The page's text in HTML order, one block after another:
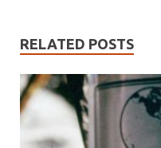
RELATED POSTS